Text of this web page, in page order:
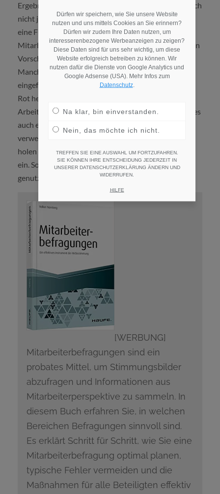
Ergebnisse gemeinsam anzusehen. Man muss natürlich
nicht jeden Verbesserungsvorschlag umsetzen oder
eine Führungskraft gleich entlassen, nur weil sich ein
Mitarbeiter unzufrieden äußert. Aber wenn man einen
Vorschlag nicht umsetzt, muss man erklären, warum.
Manche Unternehmen haben ein Ampelsystem
eingeführt und versehen die Vorschläge mit Farben.
Rot heißt: Machen wir nicht, Gelb bedeutet: Ist in
Arbeit, Grün heißt: Wurde umgesetzt. Übrigens gibt es
auch ein teambay-Siegel, das man in Stellenanzeigen
verwenden kann, um dem Bewerber zu sagen: Wir
holen regelmäßig über teambay Mitarbeiterfeedback
ein. So kann teambay auch als Arbeitgebervorteil
genutzt werden.
[WERBUNG]
Mitarbeiterbefragungen sind ein
probates Mittel, um Stimmungsbilder
abzufragen und Informationen aus
Mitarbeiterperspektive zu sammeln. In
diesem Buch erfahren Sie, in welchen
Bereichen Befragungen sinnvoll sind.
Es erklärt Schritt für Schritt, wie Sie eine
Mitarbeiterbefragung optimal planen,
typische Fehler vermeiden und die
Maßnahmen für alle Beteiligten effektiv
Dürfen wir speichern, wie Sie unsere Website
nutzen und uns mittels Cookies an Sie erinnern?
Dürfen wir zudem Ihre Daten nutzen, um
interesserenbezogene Werbeanzeigen zu zeigen?
Diese Daten sind für uns sehr wichtig, um diese
Website erfolgreich betreiben zu können. Wir
nutzen dafür die Dienste von Google Analytics und
Google Adsense (USA). Mehr Infos zum
Datenschutz.
Na klar, bin einverstanden.
Nein, das möchte ich nicht.
TREFFEN SIE EINE AUSWAHL UM FORTZUFAHREN.
SIE KÖNNEN IHRE ENTSCHEIDUNG JEDERZEIT IN
UNSERER DATENSCHUTZERKLÄRUNG ÄNDERN UND
WIDERRUFEN.
HILFE